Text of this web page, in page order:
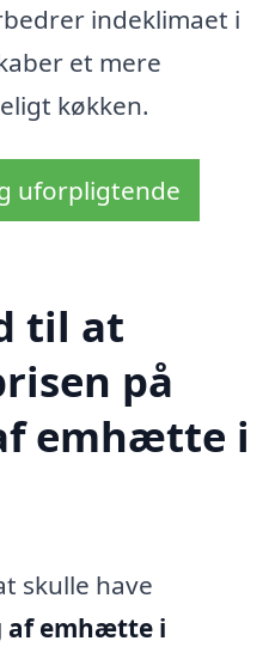
indeklimaet i
et mere
køkken.
uforpligtende
til at
på
emhætte i
skulle have
af emhætte i